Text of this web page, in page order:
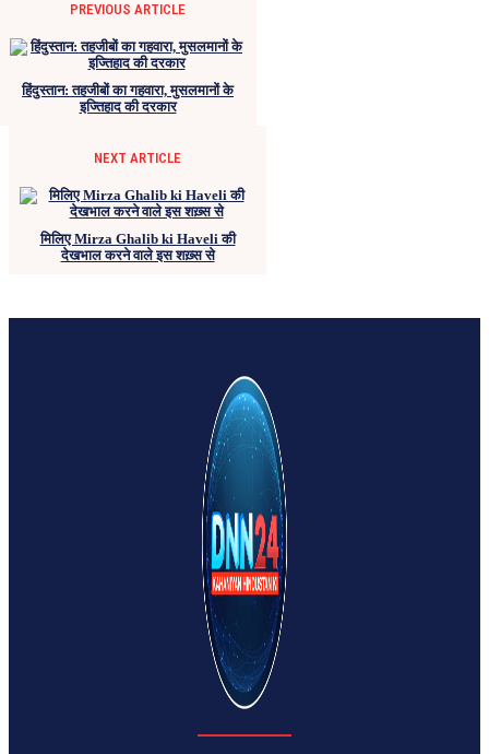
PREVIOUS ARTICLE
हिंदुस्तान: तहजीबों का गहवारा, मुसलमानों के
इज्तिहाद की दरकार
NEXT ARTICLE
मिलिए Mirza Ghalib ki Haveli की
देखभाल करने वाले इस शख़्स से